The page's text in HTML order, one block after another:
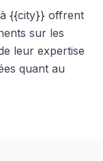
{{city}} offrent
sur les
leur expertise
quant au